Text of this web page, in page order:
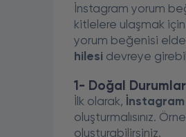
İnstagram yorum
kitlelere ulaşmak
yorum beğenisi
hilesi devreye
1- Doğal
İlk olarak, İnstagram
oluşturmalısınız.
oluşturabilirsiniz.